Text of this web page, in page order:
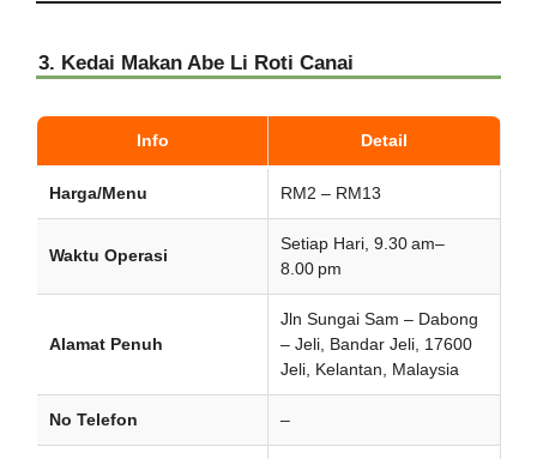
3. Kedai Makan Abe Li Roti Canai
Info Detail
Harga/Menu RM2 – RM13
Waktu Operasi
Setiap Hari, 9.30 am–
8.00 pm
Alamat Penuh
Jln Sungai Sam – Dabong
– Jeli, Bandar Jeli, 17600
Jeli, Kelantan, Malaysia
No Telefon –